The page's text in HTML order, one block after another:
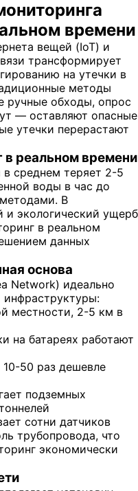
времени
вещей (IoT) и
трансформирует
на утечки в
методы
ручные обходы, опрос
— оставляют опасные
утечки перерастают
реальном времени
в среднем теряет 2-5
воды в час до
В
и экологический ущерб
в реальном
данных
основа
Network) идеально
инфраструктуры:
местности, 2-5 км в
на батареях работают
50 раз дешевле
подземных
сотни датчиков
трубопровода, что
экономически